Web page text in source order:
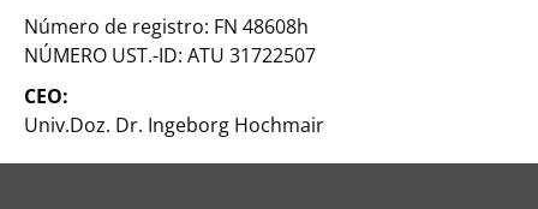
Número de registro: FN 48608h
NÚMERO UST.-ID: ATU 31722507
CEO:
Univ.Doz. Dr. Ingeborg Hochmair